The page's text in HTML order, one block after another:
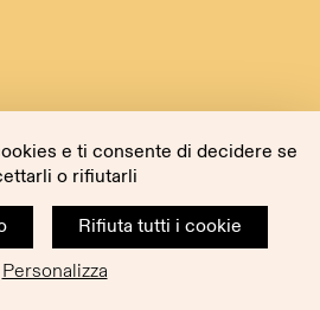
e ti consente di decidere se
o rifiutarli
Rifiuta tutti i cookie
Personalizza